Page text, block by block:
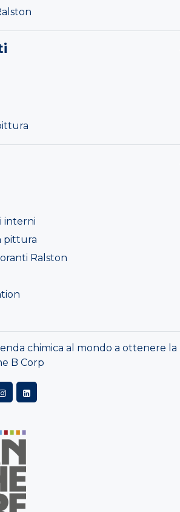
interni
pittura
Ralston
chimica al mondo a ottenere la
B Corp